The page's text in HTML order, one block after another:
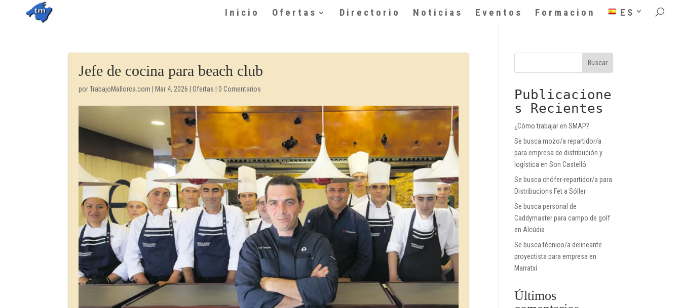
Inicio Ofertas Directorio Noticias Eventos Formacion ES
Jefe de cocina para beach club
porTrabajoMallorca.com Mar 4, 2026 |Ofertas |0 Comentarios
Buscar
Publicacione
s Recientes
¿Cómo trabajar en SMAP?
Se busca mozo/a repartidor/a
para empresa de distribución y
logística en Son Castelló
Se busca chófer-repartidor/a para
Distribucions Fet a Sóller
Se busca personal de
Caddymaster para campo de golf
en Alcúdia
Se busca técnico/a delineante
proyectista para empresa en
Marratxí
Últimos